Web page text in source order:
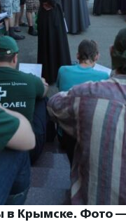
в Крымске. Фото